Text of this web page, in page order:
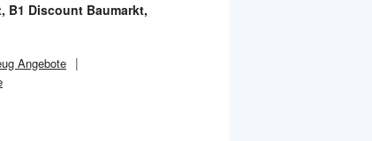
B1 Discount Baumarkt,
Angebote